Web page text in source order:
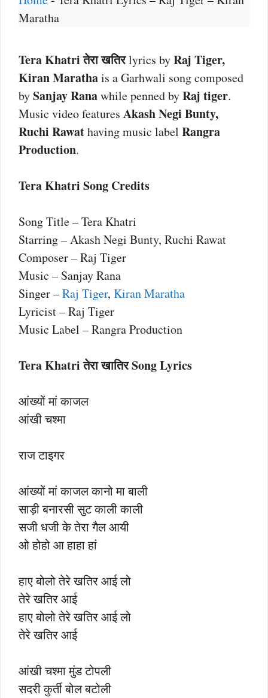
Maratha
Tera Khatri तेरा खतिरlyrics byRaj Tiger,
Kiran Marathais a Garhwali song composed
bySanjay Ranawhile penned byRaj tiger.
Music video features Akash Negi Bunty,
Ruchi Rawathaving music label Rangra
Production.
Tera Khatri Song Credits
Song Title – Tera Khatri
Starring – Akash Negi Bunty, Ruchi Rawat
Composer – Raj Tiger
Music – Sanjay Rana
Singer –Raj Tiger, Kiran Maratha
Lyricist – Raj Tiger
Music Label – Rangra Production
Tera Khatri तेरा खातिर Song Lyrics
आंख्यों मां काजल
आंखी चश्मा
राज टाइगर
आंख्यों मां काजल कानो मा बाली
साड़ी बनारसी सुट काली काली
सजी धजी के तेरा गैल आयी
ओ होहो आ हाहा हां
हाए बोलो तेरे खतिर आई लो
तेरे खतिर आई
हाए बोलो तेरे खतिर आई लो
तेरे खतिर आई
आंखी चश्मा मुंड टोपली
सदरी कुर्ती बोल बटोली